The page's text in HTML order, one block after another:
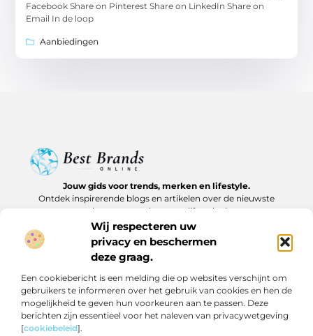
Wij respecteren uw
privacy en beschermen
deze graag.
Een cookiebericht is een melding die op websites verschijnt om
gebruikers te informeren over het gebruik van cookies en hen de
mogelijkheid te geven hun voorkeuren aan te passen. Deze
berichten zijn essentieel voor het naleven van privacywetgeving
[cookiebeleid].
Facebook Share on Pinterest Share on LinkedIn Share on
Email In de loop
Aanbiedingen
Jouw gids voor trends, merken en lifestyle.
Ontdek inspirerende blogs en artikelen over de nieuwste
producten, must-haves en lifestyle tips.
Bericht categorie
Onze informatie